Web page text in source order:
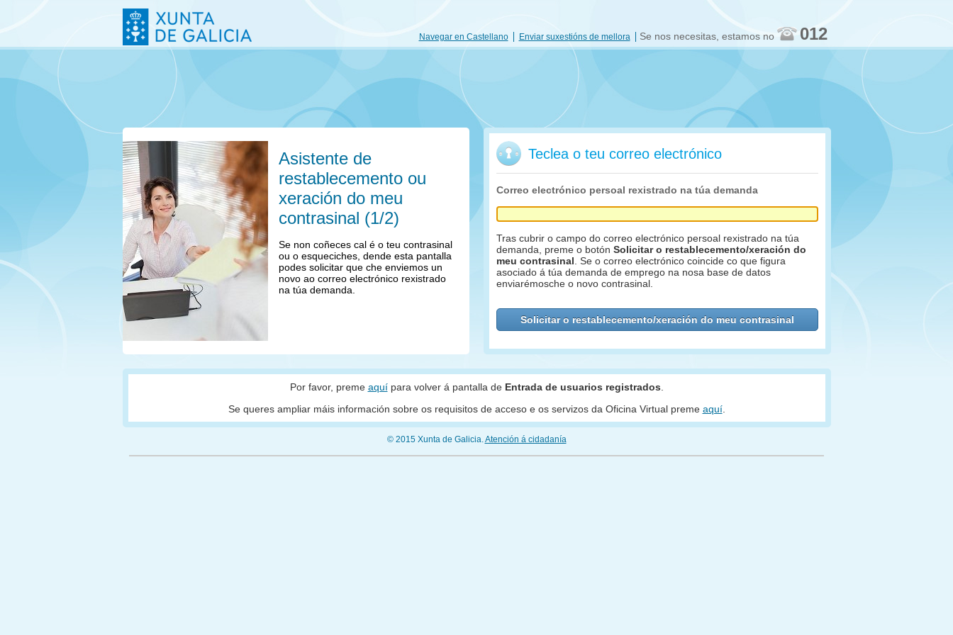
Navegar en Castellano Enviar suxestións de mellora Se nos necesitas, estamos no 012
Asistente de
restablecemento ou
xeración do meu
contrasinal (1/2)
Se non coñeces cal é o teu contrasinal
ou o esqueciches, dende esta pantalla
podes solicitar que che enviemos un
novo ao correo electrónico rexistrado
na túa demanda.
Teclea o teu correo electrónico
Correo electrónico persoal rexistrado na túa demanda
Tras cubrir o campo do correo electrónico persoal rexistrado na túa
demanda, preme o botón Solicitar o restablecemento/xeración do
meu contrasinal . Se o correo electrónico coincide co que figura
asociado á túa demanda de emprego na nosa base de datos
enviarémosche o novo contrasinal.
Por favor, preme aquípara volver á pantalla de Entrada de usuarios registrados
Se queres ampliar máis información sobre os requisitos de acceso e os servizos da Oficina Virtual preme aquí.
© 2015 Xunta de Galicia.Atención á cidadanía